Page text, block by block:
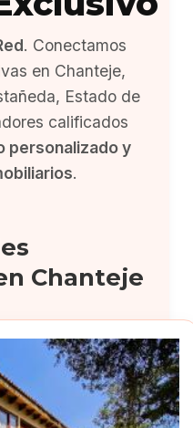
. Conectamos
en Chanteje,
Estado de
calificados
personalizado y
.
Chanteje